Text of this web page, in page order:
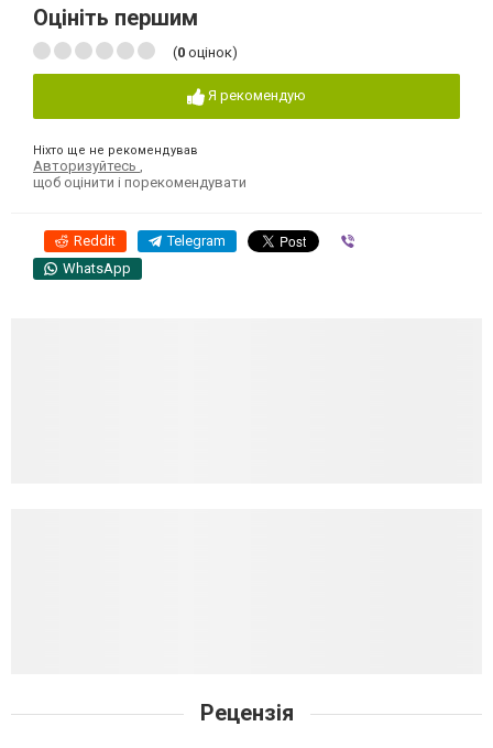
Оцініть першим
(0 оцінок)
Я рекомендую
Ніхто ще не рекомендував
Авторизуйтесь
щоб оцінити і порекомендувати
Reddit Telegram
WhatsApp
Рецензія